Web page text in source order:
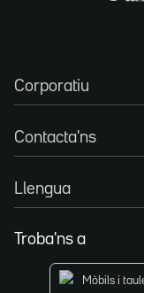
Corporatiu
Contacta'ns
Llengua
Troba'ns a
Mòbils i